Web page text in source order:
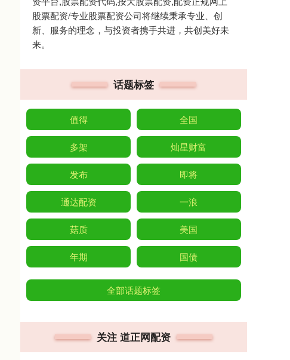
股票配资/专业股票配资公司将继续秉承专业、创
新、服务的理念，与投资者携手共进，共创美好未
来。
话题标签
值得 全国
多架 灿星财富
发布 即将
通达配资 一浪
菇质 美国
年期 国债
全部话题标签
关注 道正网配资